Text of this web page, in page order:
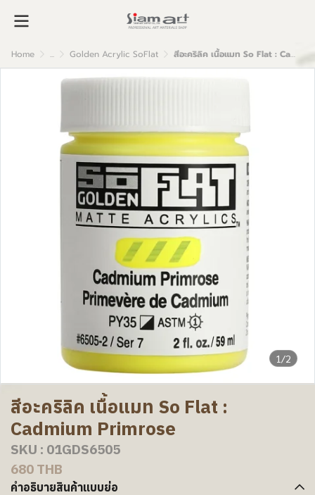
Home ... Golden Acrylic SoFlat สีอะคริลิค เนื้อแมท So Flat : Cadmium Primrose
1/2
สีอะคริลิค เนื้อแมท So Flat :
Cadmium Primrose
SKU : 01GDS6505
680 THB
คำอธิบายสินค้าแบบย่อ